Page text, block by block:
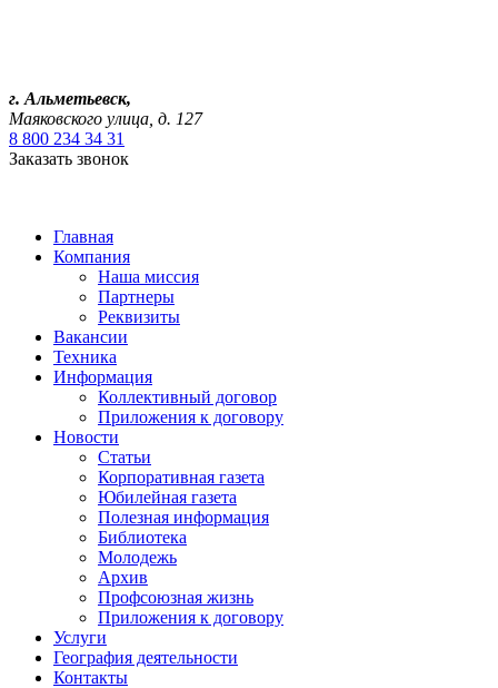
г. Альметьевск,
Маяковского улица, д. 127
8 800 234 34 31
Заказать звонок
Главная
Компания
Наша миссия
Партнеры
Реквизиты
Вакансии
Техника
Информация
Коллективный договор
Приложения к договору
Новости
Статьи
Корпоративная газета
Юбилейная газета
Полезная информация
Библиотека
Молодежь
Архив
Профсоюзная жизнь
Приложения к договору
Услуги
География деятельности
Контакты